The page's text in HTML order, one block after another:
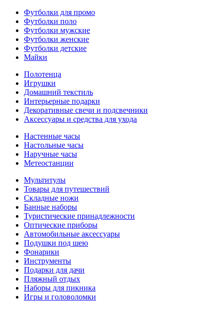
Футболки для промо
Футболки поло
Футболки мужские
Футболки женские
Футболки детские
Майки
Полотенца
Игрушки
Домашний текстиль
Интерьерные подарки
Декоративные свечи и подсвечники
Аксессуары и средства для ухода
Настенные часы
Настольные часы
Наручные часы
Метеостанции
Мультитулы
Товары для путешествий
Складные ножи
Банные наборы
Туристические принадлежности
Оптические приборы
Автомобильные аксессуары
Подушки под шею
Фонарики
Инструменты
Подарки для дачи
Пляжный отдых
Наборы для пикника
Игры и головоломки